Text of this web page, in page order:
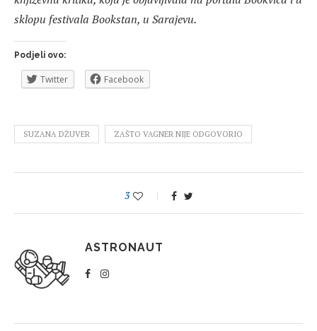
sklopu festivala Bookstan, u Sarajevu.
Podjeli ovo:
Twitter Facebook
SUZANA DŽUVER ZAŠTO VAGNER NIJE ODGOVORIO
3
ASTRONAUT